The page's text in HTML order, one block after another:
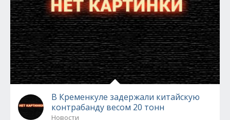
В Кременкуле задержали китайскую
контрабанду весом 20 тонн
Новости